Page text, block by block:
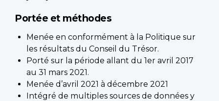
Portée et méthodes
Menée en conformément à la Politique sur
les résultats du Conseil du Trésor.
Porté sur la période allant du 1er avril 2017
au 31 mars 2021.
Menée d’avril 2021 à décembre 2021
Intégré de multiples sources de données y